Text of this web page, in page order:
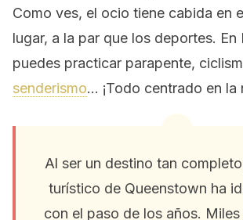
Como ves, el ocio tiene cabida en
lugar, a la par que los deportes. En
puedes practicar parapente,
senderismo… ¡Todo centrado en la
Al ser un destino tan
turístico de Queenstown ha
con el paso de los años.